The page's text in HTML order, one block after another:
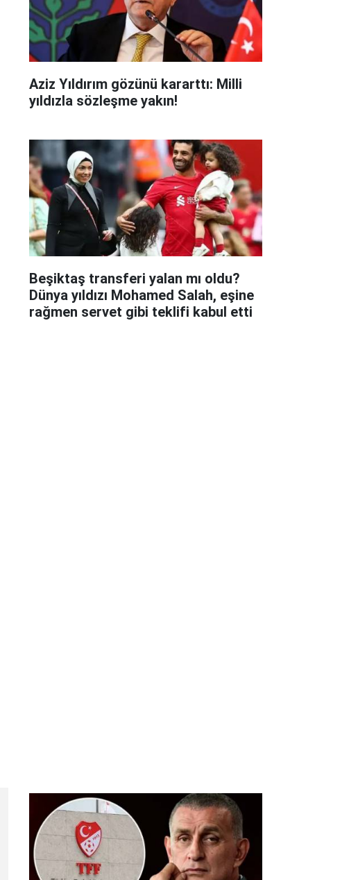
Aziz Yıldırım gözünü kararttı: Milli
yıldızla sözleşme yakın!
Beşiktaş transferi yalan mı oldu?
Dünya yıldızı Mohamed Salah, eşine
rağmen servet gibi teklifi kabul etti